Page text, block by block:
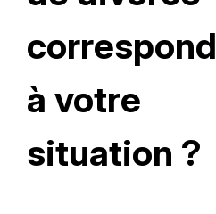
correspond
à votre
situation ?